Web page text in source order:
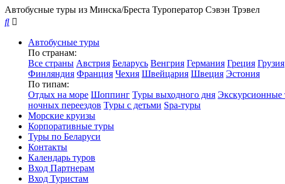
Автобусные туры из Минска/Бреста Туроператор Сэвэн Трэвел
Автобусные туры
По странам:
Все страны Австрия Беларусь Венгрия Германия Греция Грузия
Финляндия Франция Чехия Швейцария Швеция Эстония
По типам:
Отдых на море Шоппинг Туры выходного дня Экскурсионные
ночных переездов Туры с детьми Spa-туры
Морские круизы
Корпоративные туры
Туры по Беларуси
Контакты
Календарь туров
Вход Партнерам
Вход Туристам